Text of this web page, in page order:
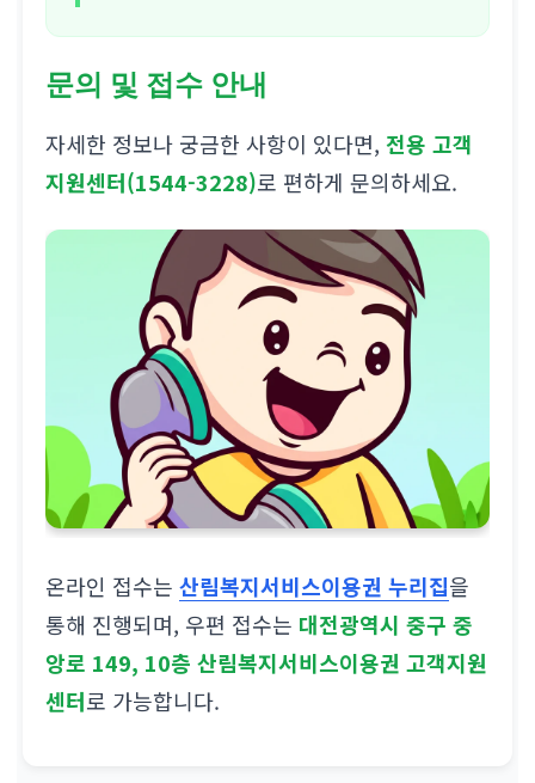
문의 및 접수 안내
자세한 정보나 궁금한 사항이 있다면,전용 고객
지원센터(1544-3228)로 편하게 문의하세요.
온라인 접수는산림복지서비스이용권 누리집을
통해 진행되며, 우편 접수는 대전광역시 중구 중
앙로 149, 10층 산림복지서비스이용권 고객지원
센터로 가능합니다.